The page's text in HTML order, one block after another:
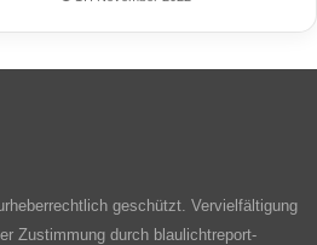
geschützt. Vervielfältigung
Zustimmung durch blaulichtreport-